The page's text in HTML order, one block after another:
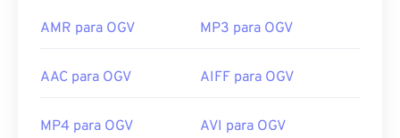
AMR para OGV MP3 para OGV
AAC para OGV AIFF para OGV
MP4 para OGV AVI para OGV